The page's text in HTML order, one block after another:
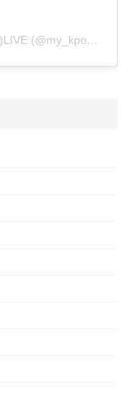
Une publication partagée par KPOP-(A)LIVE (@my_kpopalive)